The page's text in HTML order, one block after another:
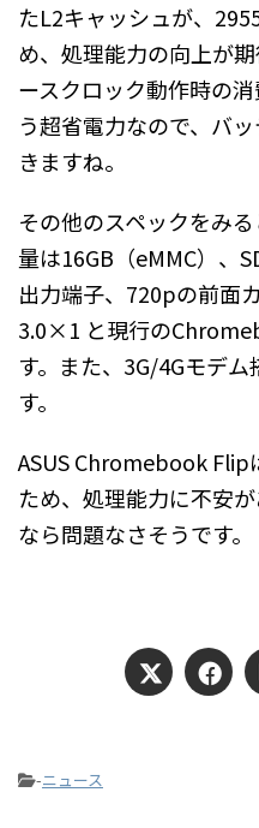
たL2キャッシュが、
め、処理能力の向上が
ースクロック動作時の
う超省電力なので、バ
きますね。
その他のスペックをみ
量は16GB（eMMC）、
出力端子、720pの前面
3.0×1 と現行の
す。また、3G/4Gモデ
す。
ASUS Chromebook Flip
ため、処理能力に不安
なら問題なさそうです。
-ニュース